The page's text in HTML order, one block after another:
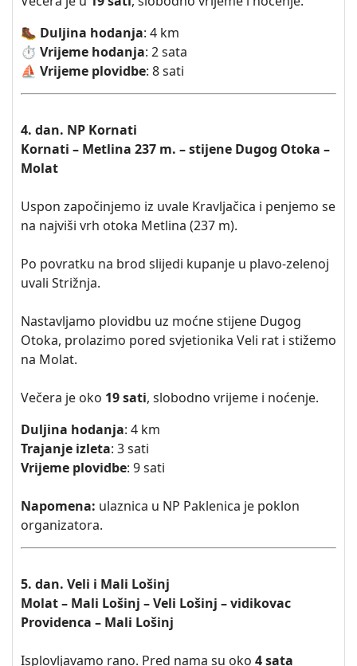
🥾 Duljina hodanja: 4 km
⏱️ Vrijeme hodanja: 2 sata
⛵ Vrijeme plovidbe: 8 sati
4. dan. NP Kornati
Kornati – Metlina 237 m. – stijene Dugog Otoka –
Molat
Uspon započinjemo iz uvale Kravljačica i penjemo se
na najviši vrh otoka Metlina (237 m).
Po povratku na brod slijedi kupanje u plavo-zelenoj
uvali Strižnja.
Nastavljamo plovidbu uz moćne stijene Dugog
Otoka, prolazimo pored svjetionika Veli rat i stižemo
na Molat.
Večera je oko 19 sati, slobodno vrijeme i noćenje.
Duljina hodanja: 4 km
Trajanje izleta: 3 sati
Vrijeme plovidbe: 9 sati
Napomena: ulaznica u NP Paklenica je poklon
organizatora.
5. dan. Veli i Mali Lošinj
Molat – Mali Lošinj – Veli Lošinj – vidikovac
Providenca – Mali Lošinj
Isplovljavamo rano. Pred nama su oko 4 sata